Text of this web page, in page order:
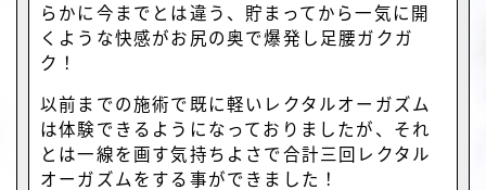
らかに今までとは違う、貯まってから一気に開
くような快感がお尻の奥で爆発し足腰ガクガ
ク！
以前までの施術で既に軽いレクタルオーガズム
は体験できるようになっておりましたが、それ
とは一線を画す気持ちよさで合計三回レクタル
オーガズムをする事ができました！